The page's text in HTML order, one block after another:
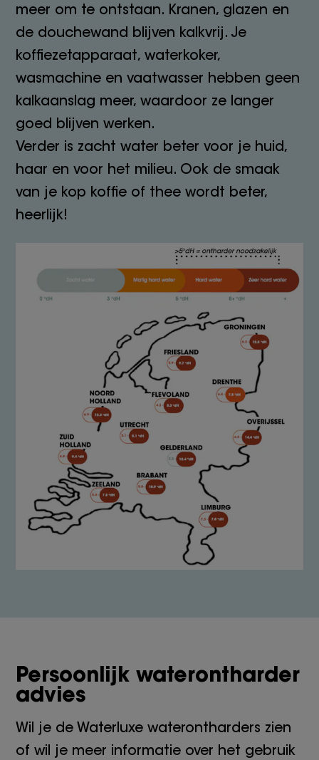
meer om te ontstaan. Kranen, glazen en
de douchewand blijven kalkvrij. Je
koffiezetapparaat, waterkoker,
wasmachine en vaatwasser hebben geen
kalkaanslag meer, waardoor ze langer
goed blijven werken.
Verder is zacht water beter voor je huid,
haar en voor het milieu. Ook de smaak
van je kop koffie of thee wordt beter,
heerlijk!
Persoonlijk waterontharder
advies
Wil je de Waterluxe waterontharders zien
of wil je meer informatie over het gebruik